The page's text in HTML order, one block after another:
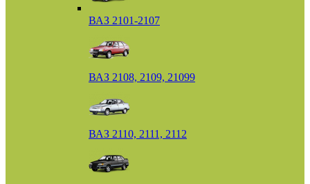
ВАЗ 2101-2107
ВАЗ 2108, 2109, 21099
ВАЗ 2110, 2111, 2112